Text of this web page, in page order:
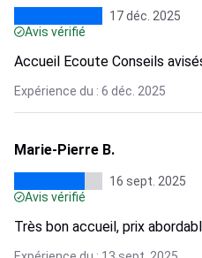
17 déc. 2025
Avis vérifié
Accueil Ecoute Conseils
Expérience du : 6 déc. 2025
Marie-Pierre B.
16 sept. 2025
Avis vérifié
Très bon accueil, prix